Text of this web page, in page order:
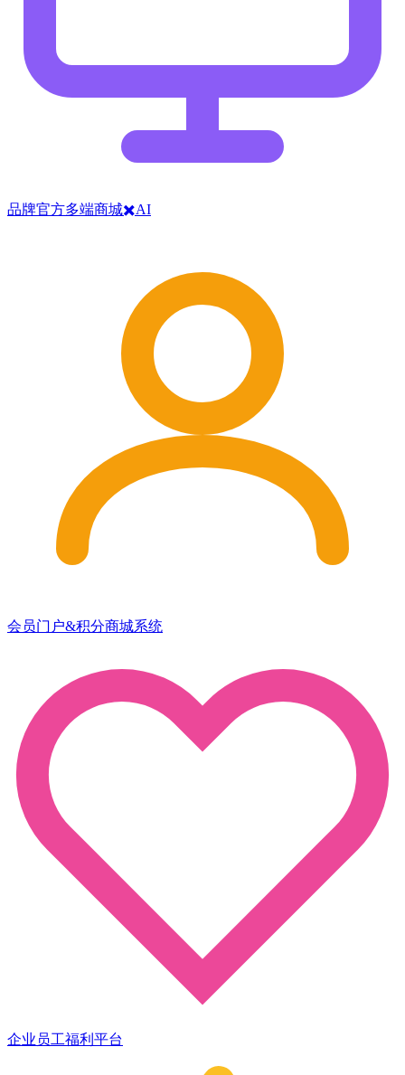
品牌官方多端商城✖️AI
会员门户&积分商城系统
企业员工福利平台